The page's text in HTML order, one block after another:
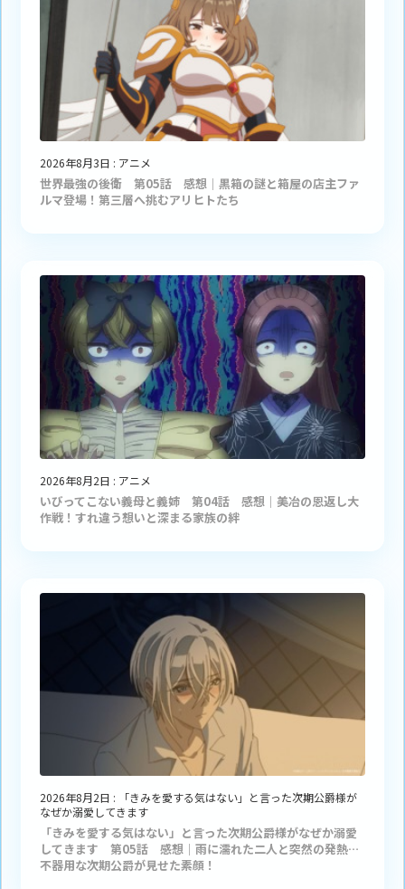
2026年8月3日 : アニメ
世界最強の後衛 第05話 感想｜黒箱の謎と箱屋の店主ファ
ルマ登場！第三層へ挑むアリヒトたち
2026年8月2日 : アニメ
いびってこない義母と義姉 第04話 感想｜美冶の恩返し大
作戦！すれ違う想いと深まる家族の絆
2026年8月2日 :
「きみを愛する気はない」と言った次期公爵様が
なぜか溺愛してきます
「きみを愛する気はない」と言った次期公爵様がなぜか溺愛
してきます 第05話 感想｜雨に濡れた二人と突然の発熱…
不器用な次期公爵が見せた素顔！